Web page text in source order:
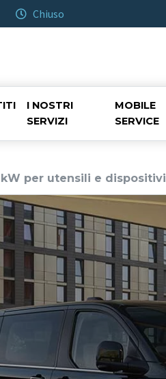
Chiuso
I NOSTRI
SERVIZI
MOBILE
SERVICE
per utensili e dispositivi